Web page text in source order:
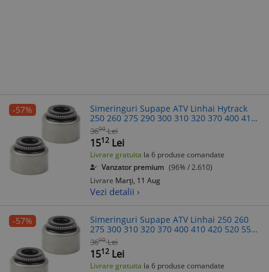
-57%
Simeringuri Supape ATV Linhai Hytrack
250 260 275 290 300 310 320 370 400 410
420 520 550 600 Buyang Aprilia Benelli
Italjet Malaguti Yamaha
3600 Lei
1512 Lei
Livrare gratuita la 6 produse comandate
Vanzator premium (96% / 2.610)
Livrare Marți, 11 Aug
Vezi detalii ›
-57%
Simeringuri Supape ATV Linhai 250 260
275 300 310 320 370 400 410 420 520 550
600 +UTV Buyang Scuter Aprilia Benelli
Italjet Malaguti MBK Yamaha
3600 Lei
1512 Lei
Livrare gratuita la 6 produse comandate